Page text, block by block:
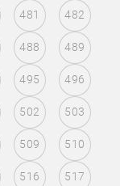
481 482
488 489
495 496
502 503
509 510
516 517